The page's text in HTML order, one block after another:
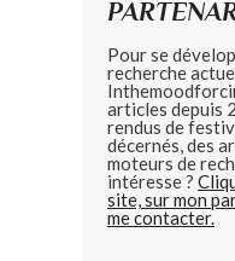
Pour se
recherche
articles depuis
rendus de
décernés, des
moteurs de
intéresse ?
site, sur mon
me contacter.